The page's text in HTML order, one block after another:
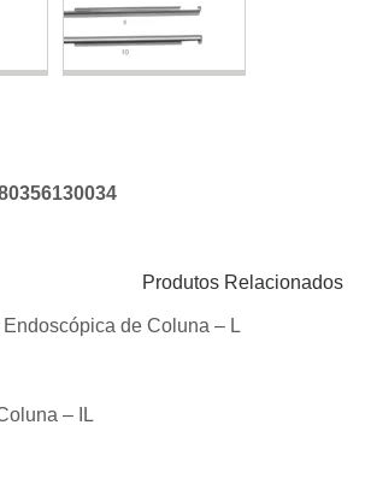
Produtos Relacionados
de Coluna – L
– IL